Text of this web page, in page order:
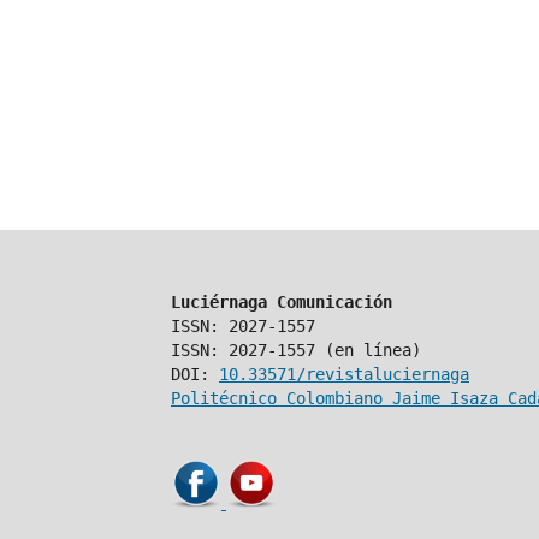
Luciérnaga Comunicación
ISSN: 2027-1557
ISSN: 2027-1557 (en línea)
DOI: 10.33571/revistaluciernaga
Politécnico Colombiano Jaime Isaza